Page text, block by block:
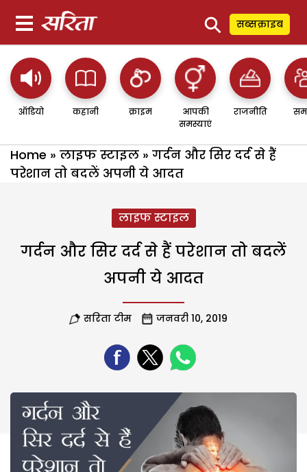
⚲ सब्सक्राइब
ऑडियो कहानी क्राइम
आपकी
समस्याएं
राजनीति
Home » लाइफ स्टाइल » गर्दन और सिर दर्द से हैं
परेशान तो बदलें अपनी ये आदत
लाइफ स्टाइल
गर्दन और सिर दर्द से हैं परेशान तो बदलें
अपनी ये आदत
सरिता टीम जनवरी 10, 2019